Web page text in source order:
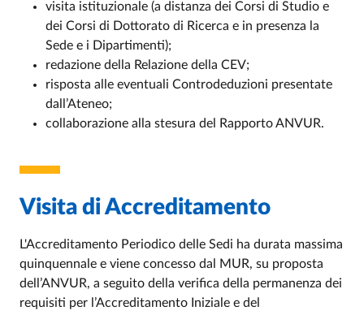
visita istituzionale (a distanza dei Corsi di Studio e
dei Corsi di Dottorato di Ricerca e in presenza la
Sede e i Dipartimenti);
redazione della Relazione della CEV;
risposta alle eventuali Controdeduzioni presentate
dall’Ateneo;
collaborazione alla stesura del Rapporto ANVUR.
Visita di Accreditamento
L'Accreditamento Periodico delle Sedi ha durata massima
quinquennale e viene concesso dal MUR, su proposta
dell’ANVUR, a seguito della verifica della permanenza dei
requisiti per l’Accreditamento Iniziale e del